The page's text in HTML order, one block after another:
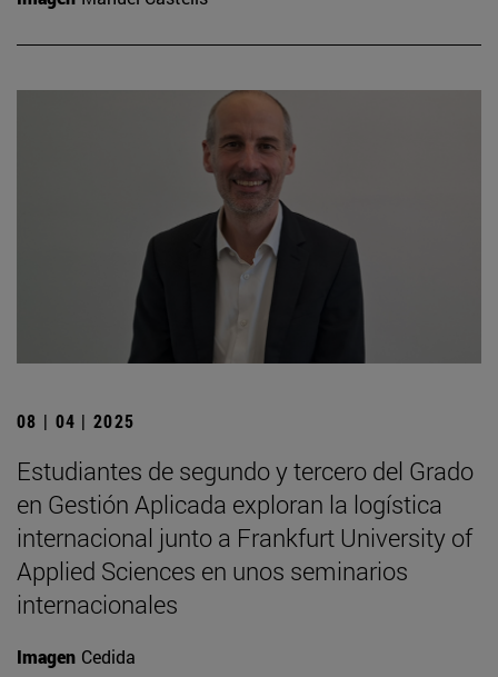
08 | 04 | 2025
Estudiantes de segundo y tercero del Grado
en Gestión Aplicada exploran la logística
internacional junto a Frankfurt University of
Applied Sciences en unos seminarios
internacionales
Imagen Cedida